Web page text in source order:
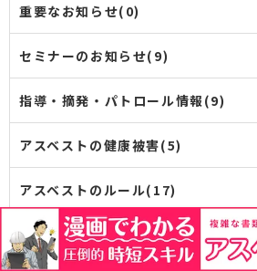
重要なお知らせ(0)
セミナーのお知らせ(9)
指導・摘発・パトロール情報(9)
アスベストの健康被害(5)
アスベストのルール(17)
事前調査(13)